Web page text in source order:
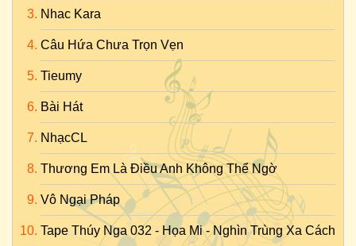
Nhac Kara
Câu Hứa Chưa Trọn Vẹn
Tieumy
Bài Hát
NhạcCL
Thương Em Là Điều Anh Không Thể Ngờ
Vô Ngại Pháp
Tape Thúy Nga 032 - Họa Mi - Nghìn Trùng Xa Cách